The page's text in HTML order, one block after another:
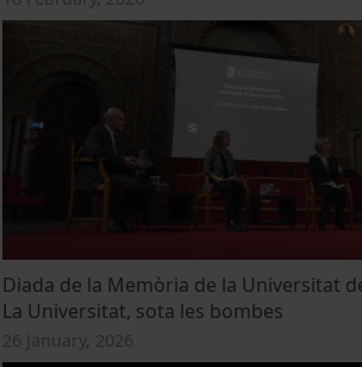
Diada de la Memòria de la Universitat
La Universitat, sota les bombes
26 January, 2026